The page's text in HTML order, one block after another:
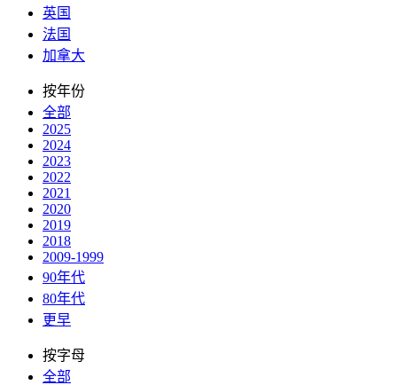
英国
法国
加拿大
按年份
全部
2025
2024
2023
2022
2021
2020
2019
2018
2009-1999
90年代
80年代
更早
按字母
全部